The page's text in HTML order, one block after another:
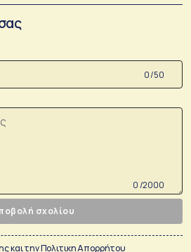
0 /50
0 /2000
σχολίου
και τηνΠολιτικη Απορρήτου